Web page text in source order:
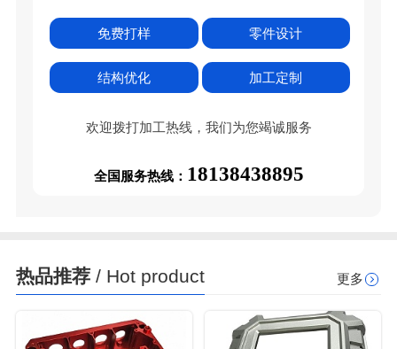
免费打样 零件设计
结构优化 加工定制
欢迎拨打加工热线，我们为您竭诚服务
全国服务热线： 18138438895
热品推荐 / Hot product 更多